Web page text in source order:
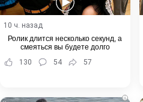
10 ч. назад
Ролик длится несколько секунд, а
смеяться вы будете долго
130
54 57
i